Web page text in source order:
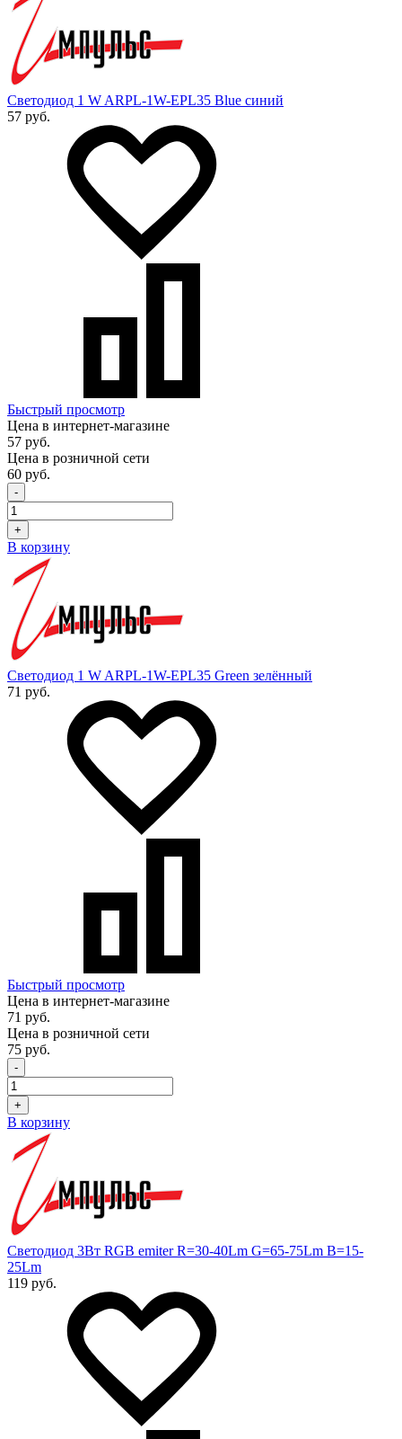
Светодиод 1 W ARPL-1W-EPL35 Blue синий
57 руб.
Быстрый просмотр
Цена в интернет-магазине
57 руб.
Цена в розничной сети
60 руб.
-
+
В корзину
Светодиод 1 W ARPL-1W-EPL35 Green зелённый
71 руб.
Быстрый просмотр
Цена в интернет-магазине
71 руб.
Цена в розничной сети
75 руб.
-
+
В корзину
Светодиод 3Вт RGB emiter R=30-40Lm G=65-75Lm B=15-
25Lm
119 руб.